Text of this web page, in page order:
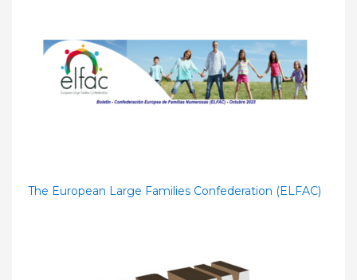
The European Large Families Confederation (ELFAC)